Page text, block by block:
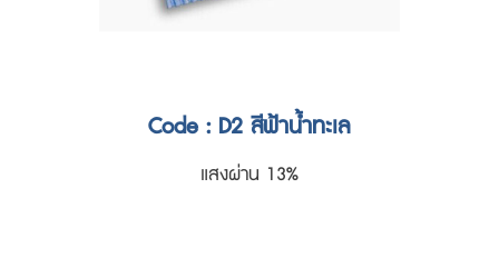
Code : D2 สีฟ้าน้ำทะเล
แสงผ่าน 13%